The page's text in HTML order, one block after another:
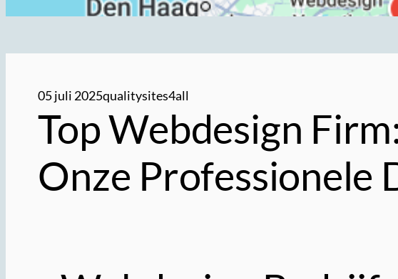
05 juli 2025qualitysites4all
Top Webdesign
Onze Professionele